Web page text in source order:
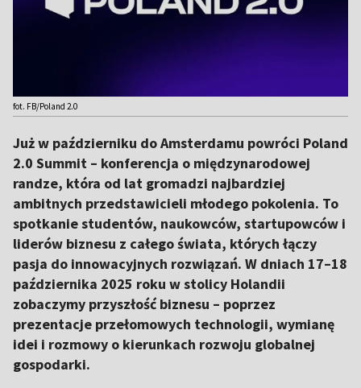
fot. FB/Poland 2.0
Już w październiku do Amsterdamu powróci Poland
2.0 Summit – konferencja o międzynarodowej
randze, która od lat gromadzi najbardziej
ambitnych przedstawicieli młodego pokolenia. To
spotkanie studentów, naukowców, startupowców i
liderów biznesu z całego świata, których łączy
pasja do innowacyjnych rozwiązań. W dniach 17–18
października 2025 roku w stolicy Holandii
zobaczymy przyszłość biznesu – poprzez
prezentacje przełomowych technologii, wymianę
idei i rozmowy o kierunkach rozwoju globalnej
gospodarki.